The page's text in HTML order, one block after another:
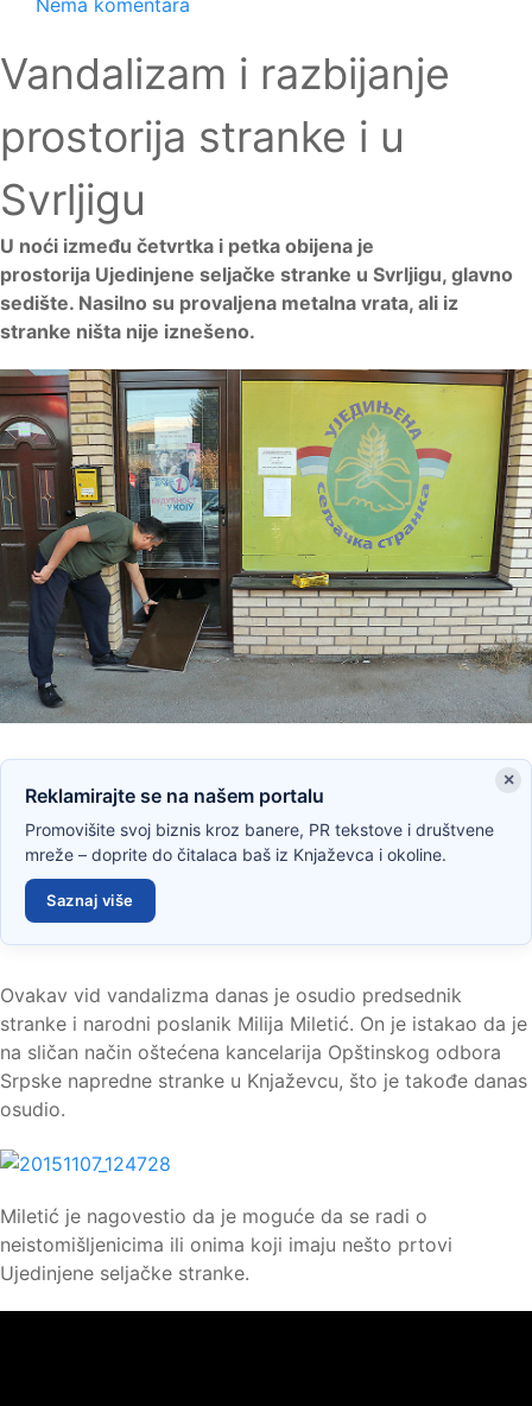
Vandalizam i razbijanje
prostorija stranke i u
Svrljigu
U noći između četvrtka i petka obijena je
prostorija Ujedinjene seljačke stranke u Svrljigu, glavno
sedište. Nasilno su provaljena metalna vrata, ali iz
stranke ništa nije iznešeno.
×
Reklamirajte se na našem portalu
Promovišite svoj biznis kroz banere, PR tekstove i društvene
mreže – doprite do čitalaca baš iz Knjaževca i okoline.
Saznaj više
Ovakav vid vandalizma danas je osudio predsednik
stranke i narodni poslanik Milija Miletić. On je istakao da je
na sličan način oštećena kancelarija Opštinskog odbora
Srpske napredne stranke u Knjaževcu, što je takođe danas
osudio.
Miletić je nagovestio da je moguće da se radi o
neistomišljenicima ili onima koji imaju nešto prtovi
Ujedinjene seljačke stranke.